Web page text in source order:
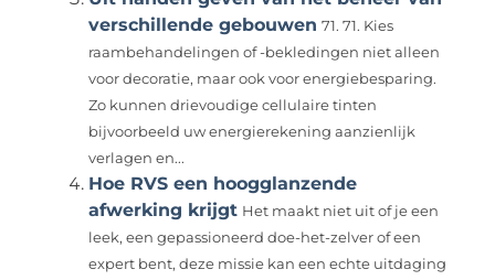
verschillende gebouwen 71. 71. Kies
raambehandelingen of -bekledingen niet alleen
voor decoratie, maar ook voor energiebesparing.
Zo kunnen drievoudige cellulaire tinten
bijvoorbeeld uw energierekening aanzienlijk
verlagen en...
Hoe RVS een hoogglanzende
afwerking krijgt Het maakt niet uit of je een
leek, een gepassioneerd doe-het-zelver of een
expert bent, deze missie kan een echte uitdaging